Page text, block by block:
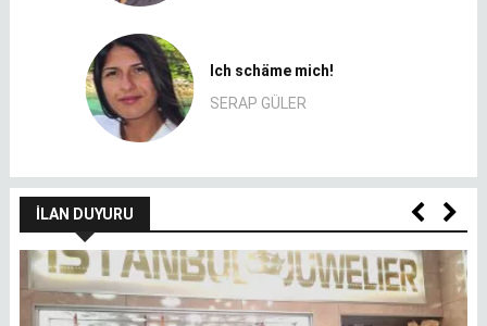
Ich schäme mich!
SERAP GÜLER
İLAN DUYURU